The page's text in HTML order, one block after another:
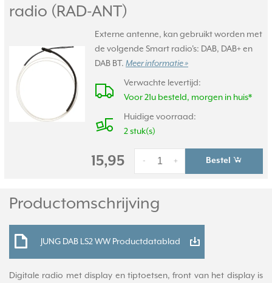
radio (RAD-ANT)
Externe antenne, kan gebruikt worden met
de volgende Smart radio's: DAB, DAB+ en
DAB BT. Meer informatie »
Verwachte levertijd:
Voor 21u besteld, morgen in huis*
Huidige voorraad:
2 stuk(s)
15,95 +
- Bestel
Productomschrijving
JUNG DAB LS2 WW Productdatablad
Digitale radio met display en tiptoetsen, front van het display is